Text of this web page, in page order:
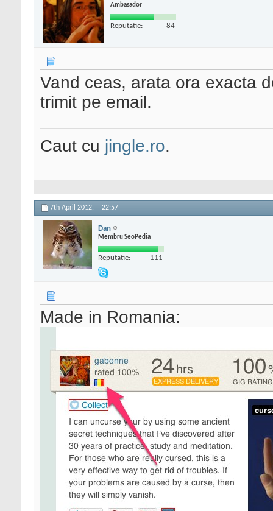
Ambasador
Reputatie: 84
Vand ceas, arata ora exacta
trimit pe email.
Caut cu jingle.ro.
7th April 2012, 22:57
Dan
Membru SeoPedia
Reputatie: 111
Made in Romania: